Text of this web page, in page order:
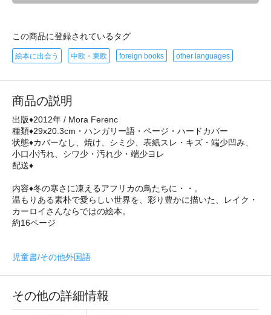
この商品に登録されているタグ
絵本に出会う 中欧・東欧 foreign books other languages
商品の説明
出版♦2012年 / Mora Ferenc
種類♦29x20.3cm・ハンガリー語・ページ・ハードカバー
状態♦カバーなし、焼け、シミ少、表紙スレ・キズ・端少凹み、
小口小汚れ、シワ少・汚れ少・端少ヨレ
配送♦
内容♦冬の寒さに凍えるアフリカの鳥たちに・・。
温もりある素朴で愛らしい世界を、彩り豊かに描いた、レイク・
カーロイさんならではの絵本。
約16ページ
児童書/その他外国語
その他の詳細情報